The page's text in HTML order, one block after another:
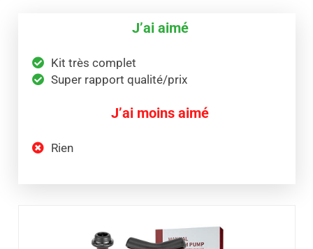
J’ai aimé
Kit très complet
Super rapport qualité/prix
J’ai moins aimé
Rien